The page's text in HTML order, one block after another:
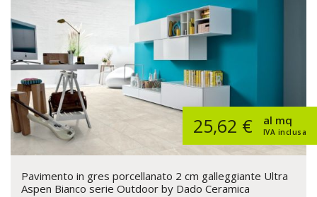
25,62 € IVA inclusa
al mq
Pavimento in gres porcellanato 2 cm galleggiante Ultra
Aspen Bianco serie Outdoor by Dado Ceramica